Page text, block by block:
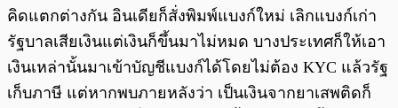
คิดแตกต่างกัน อินเดียก็สั่งพิมพ์แบงก์ใหม่ เลิกแบงก์เก่า
รัฐบาลเสียเงินแต่เงินก็ขึ้นมาไม่หมด บางประเทศก็ให้เอา
เงินเหล่านั้นมาเข้าบัญชีแบงก์ได้โดยไม่ต้อง KYC แล้วรัฐ
เก็บภาษี แต่หากพบภายหลังว่า เป็นเงินจากยาเสพติดก็